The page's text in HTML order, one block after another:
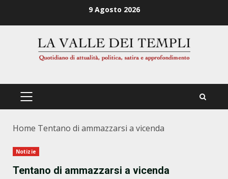
9 Agosto 2026
PRIMÄRES
Home Tentano di ammazzarsi a vicenda
Notizie
Tentano di ammazzarsi a vicenda